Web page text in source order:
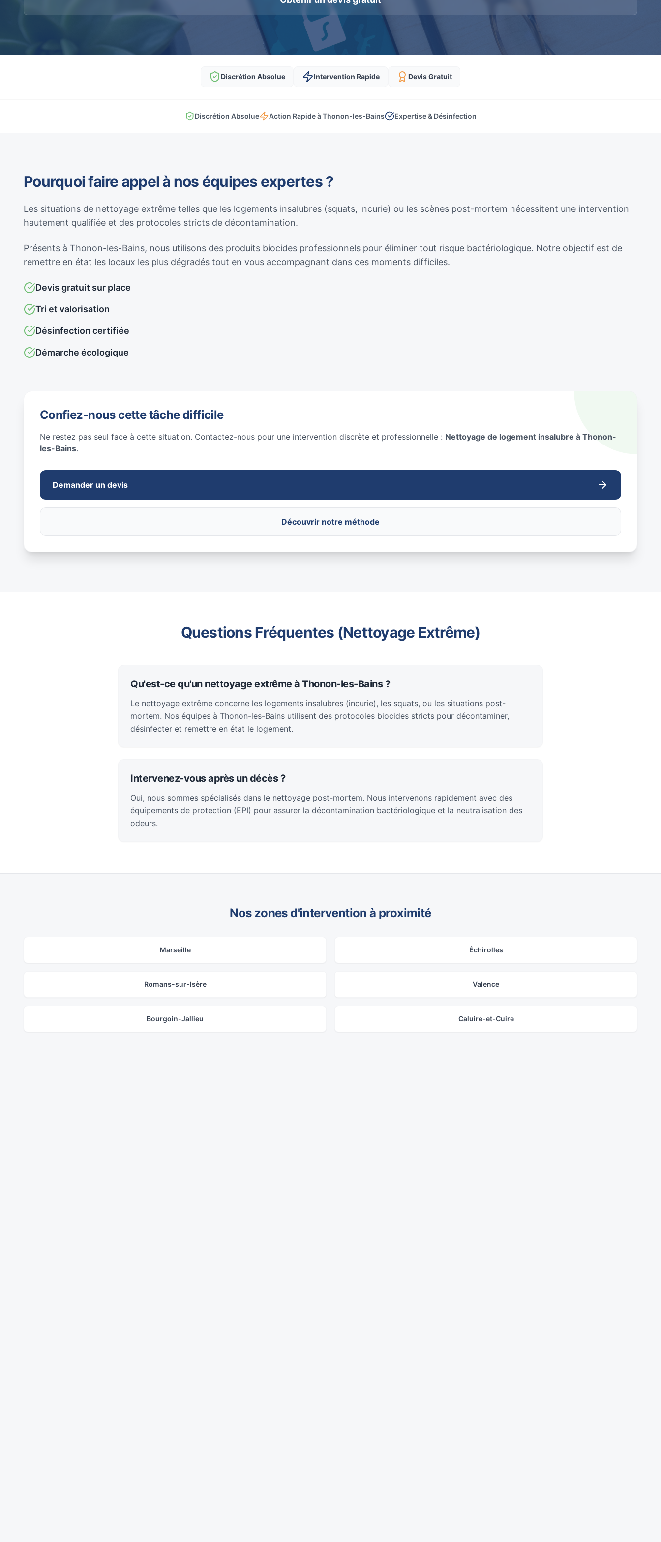
Discrétion Absolue Intervention Rapide Devis Gratuit
Discrétion Absolue Action Rapide à Thonon-les-Bains Expertise & Désinfection
Pourquoi faire appel à nos équipes expertes ?
Les situations de nettoyage extrême telles que les logements insalubres (squats, incurie) ou les scènes post-mortem nécessitent une intervention
hautement qualifiée et des protocoles stricts de décontamination.
Présents à Thonon-les-Bains, nous utilisons des produits biocides professionnels pour éliminer tout risque bactériologique. Notre objectif est de
remettre en état les locaux les plus dégradés tout en vous accompagnant dans ces moments difficiles.
Devis gratuit sur place
Tri et valorisation
Désinfection certifiée
Démarche écologique
Confiez-nous cette tâche difficile
Ne restez pas seul face à cette situation. Contactez-nous pour une intervention discrète et professionnelle : Nettoyage de logement insalubre à Thonon-
les-Bains.
Demander un devis
Découvrir notre méthode
Questions Fréquentes (Nettoyage Extrême)
Qu'est-ce qu'un nettoyage extrême à Thonon-les-Bains ?
Le nettoyage extrême concerne les logements insalubres (incurie), les squats, ou les situations post-
mortem. Nos équipes à Thonon-les-Bains utilisent des protocoles biocides stricts pour décontaminer,
désinfecter et remettre en état le logement.
Intervenez-vous après un décès ?
Oui, nous sommes spécialisés dans le nettoyage post-mortem. Nous intervenons rapidement avec des
équipements de protection (EPI) pour assurer la décontamination bactériologique et la neutralisation des
odeurs.
Nos zones d'intervention à proximité
Marseille Échirolles
Romans-sur-Isère Valence
Bourgoin-Jallieu Caluire-et-Cuire